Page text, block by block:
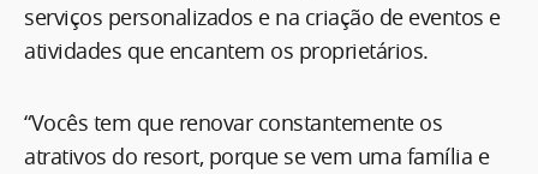
serviços personalizados e na criação de eventos e
atividades que encantem os proprietários.
“Vocês tem que renovar constantemente os
atrativos do resort, porque se vem uma família e